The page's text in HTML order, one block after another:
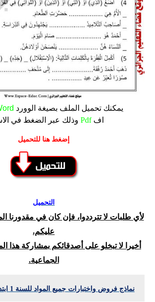
يمكنك تحميل الملف بصيغة الوورد
افPdf وذلك عبر الضغط في
إضغط هنا للتحميل
التحميل
لأي طلبات لا تترددوا، فإن كان في مقدورنا
عليكم.
أخيرا لا تبخلو على أصدقائكم بمشاركة هذا
الجماعية.
نماذج فروض واختبارات جميع المواد للسنة 1 ابتدائي الجيل الثاني